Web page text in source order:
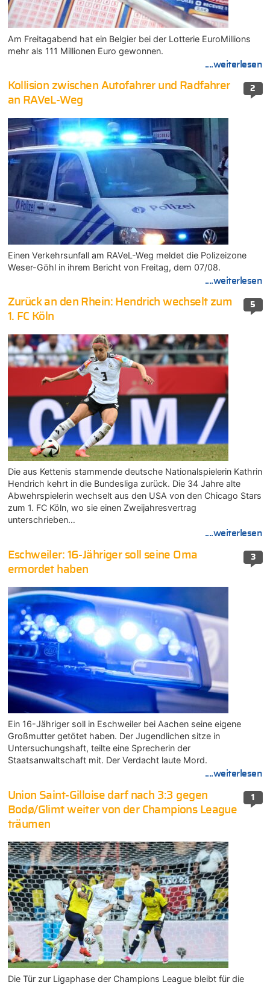
Am Freitagabend hat ein Belgier bei der Lotterie EuroMillions
mehr als 111 Millionen Euro gewonnen.
....weiterlesen
2
Kollision zwischen Autofahrer und Radfahrer
an RAVeL-Weg
Einen Verkehrsunfall am RAVeL-Weg meldet die Polizeizone
Weser-Göhl in ihrem Bericht von Freitag, dem 07/08.
....weiterlesen
5
Zurück an den Rhein: Hendrich wechselt zum
1. FC Köln
Die aus Kettenis stammende deutsche Nationalspielerin Kathrin
Hendrich kehrt in die Bundesliga zurück. Die 34 Jahre alte
Abwehrspielerin wechselt aus den USA von den Chicago Stars
zum 1. FC Köln, wo sie einen Zweijahresvertrag
unterschrieben…
....weiterlesen
3
Eschweiler: 16-Jähriger soll seine Oma
ermordet haben
Ein 16-Jähriger soll in Eschweiler bei Aachen seine eigene
Großmutter getötet haben. Der Jugendlichen sitze in
Untersuchungshaft, teilte eine Sprecherin der
Staatsanwaltschaft mit. Der Verdacht laute Mord.
....weiterlesen
1
Union Saint-Gilloise darf nach 3:3 gegen
Bodø/Glimt weiter von der Champions League
träumen
Die Tür zur Ligaphase der Champions League bleibt für die